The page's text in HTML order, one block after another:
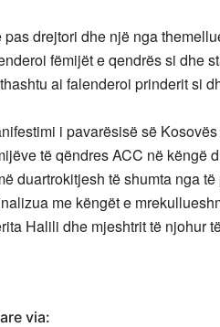
pas drejtori dhe një nga
fëmijët e qendrës si dhe
ai falenderoi prinderit si
i pavarësisë së
të qëndres ACC në këngë
duartrokitjesh të shumta nga
me këngët e
Halili dhe mjeshtrit të njohur
via: